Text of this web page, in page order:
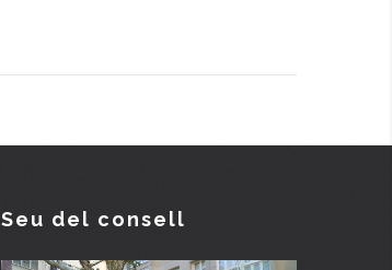
Seu del consell